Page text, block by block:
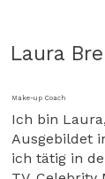
Laura
Make-up Coach
Ich bin
Ausgebildet
ich tätig in